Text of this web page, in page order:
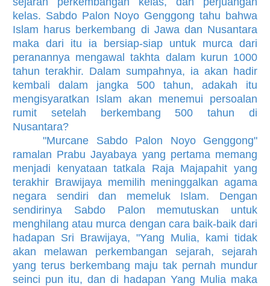
kelas. Sabdo Palon Noyo Genggong tahu bahwa
Islam harus berkembang di Jawa dan Nusantara
maka dari itu ia bersiap-siap untuk murca dari
peranannya mengawal takhta dalam kurun 1000
tahun terakhir. Dalam sumpahnya, ia akan hadir
kembali dalam jangka 500 tahun, adakah itu
mengisyaratkan Islam akan menemui persoalan
rumit setelah berkembang 500 tahun di
Nusantara?
"Murcane Sabdo Palon Noyo Genggong"
ramalan Prabu Jayabaya yang pertama memang
menjadi kenyataan tatkala Raja Majapahit yang
terakhir Brawijaya memilih meninggalkan agama
negara sendiri dan memeluk Islam. Dengan
sendirinya Sabdo Palon memutuskan untuk
menghilang atau murca dengan cara baik-baik dari
hadapan Sri Brawijaya, "Yang Mulia, kami tidak
akan melawan perkembangan sejarah, sejarah
yang terus berkembang maju tak pernah mundur
seinci pun itu, dan di hadapan Yang Mulia maka